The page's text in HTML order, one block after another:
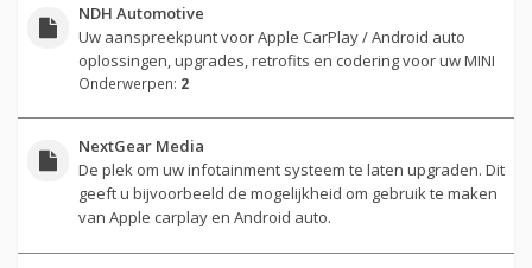
NDH Automotive
Uw aanspreekpunt voor Apple CarPlay / Android auto
oplossingen, upgrades, retrofits en codering voor uw MINI
Onderwerpen: 2
NextGear Media
De plek om uw infotainment systeem te laten upgraden. Dit
geeft u bijvoorbeeld de mogelijkheid om gebruik te maken
van Apple carplay en Android auto.